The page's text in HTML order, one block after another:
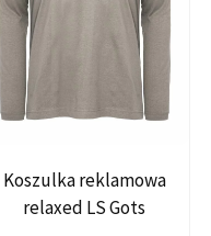
Koszulka reklamowa
relaxed LS Gots